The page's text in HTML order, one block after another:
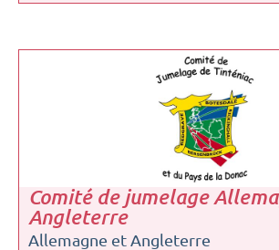
Comité de jumelage
Angleterre
Allemagne et Angleterre